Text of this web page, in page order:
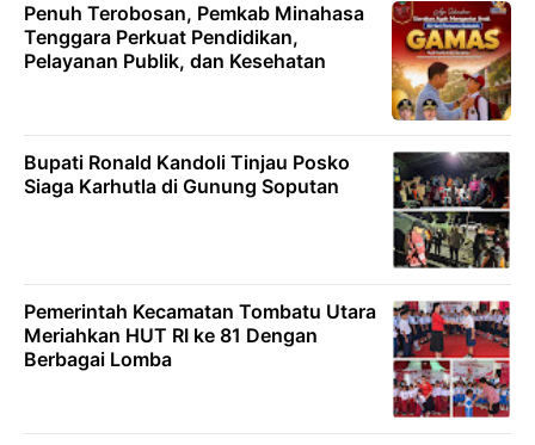
Penuh Terobosan, Pemkab Minahasa
Tenggara Perkuat Pendidikan,
Pelayanan Publik, dan Kesehatan
Bupati Ronald Kandoli Tinjau Posko
Siaga Karhutla di Gunung Soputan
Pemerintah Kecamatan Tombatu Utara
Meriahkan HUT RI ke 81 Dengan
Berbagai Lomba